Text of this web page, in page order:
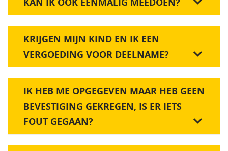
KRIJGEN MIJN KIND EN IK EEN
VERGOEDING VOOR DEELNAME?
IK HEB ME OPGEGEVEN MAAR HEB GEEN
BEVESTIGING GEKREGEN, IS ER IETS
FOUT GEGAAN?